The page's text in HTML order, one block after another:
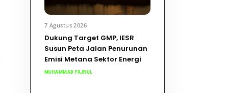
7 Agustus 2026
Dukung Target GMP, IESR
Susun Peta Jalan Penurunan
Emisi Metana Sektor Energi
MUHAMMAD FAJRUL